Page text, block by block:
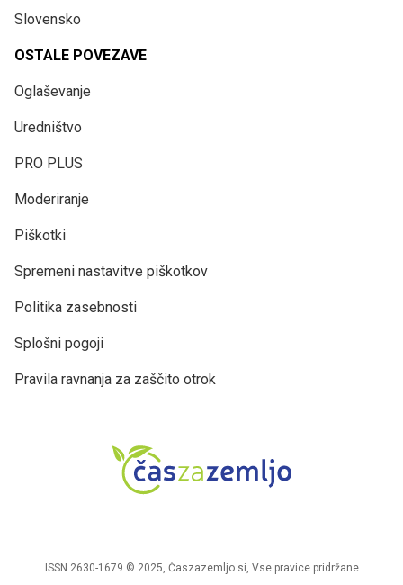
Slovensko
OSTALE POVEZAVE
Oglaševanje
Uredništvo
PRO PLUS
Moderiranje
Piškotki
Spremeni nastavitve piškotkov
Politika zasebnosti
Splošni pogoji
Pravila ravnanja za zaščito otrok
ISSN 2630-1679 © 2025, Časzazemljo.si, Vse pravice pridržane